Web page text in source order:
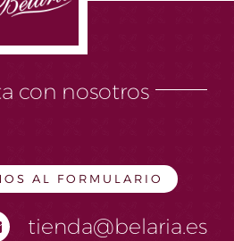
con nosotros
AL FORMULARIO
tienda@belaria.es